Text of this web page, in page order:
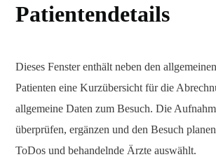
Patientendetails
Dieses Fenster enthält neben den
Patienten eine Kurzübersicht für die
allgemeine Daten zum Besuch. Die
überprüfen, ergänzen und den Besuch
ToDos und behandelnde Ärzte auswählt.